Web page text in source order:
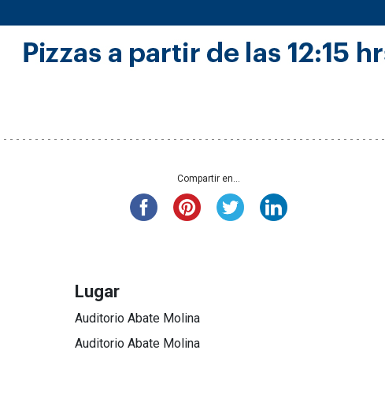
Compartir en...
Lugar
Auditorio Abate Molina
Auditorio Abate Molina